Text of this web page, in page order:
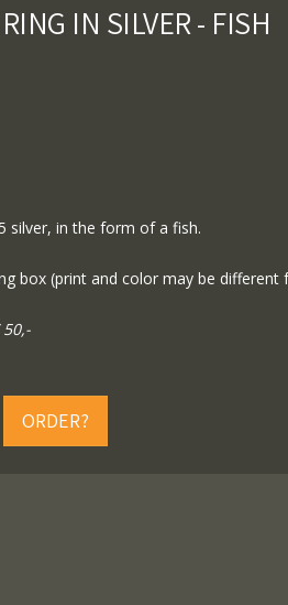
IN SILVER - FISH
silver, in the form of a fish.
box (print and color may be different
ORDER?